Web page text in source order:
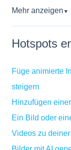
Mehr anzeigen ▼
Hotspots
Füge animierte
steigern
Hinzufügen
Ein Bild oder
Videos zu